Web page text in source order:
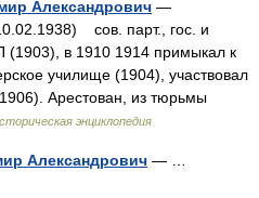
Александрович —
сов. парт., гос. и
в 1910 1914 примыкал к
училище (1904), участвовал
Арестован, из тюрьмы
энциклопедия
Александрович — …